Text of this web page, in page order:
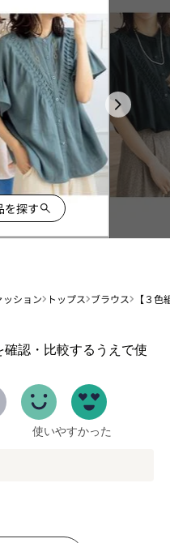
を探す
ッション トップス ブラウス 【３
認・比較するうえで使
使いやすかった